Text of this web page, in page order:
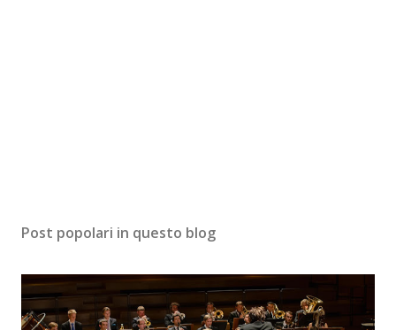
Post popolari in questo blog